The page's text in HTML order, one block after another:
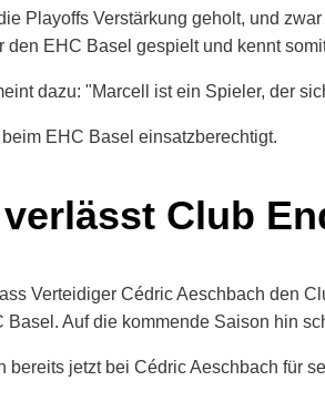
Playoffs Verstärkung geholt, und
den EHC Basel gespielt und kennt
dazu: "Marcell ist ein Spieler, der
EHC Basel einsatzberechtigt.
Club
Verteidiger Cédric Aeschbach den
Auf die kommende Saison hin
bereits jetzt bei Cédric Aeschbach für